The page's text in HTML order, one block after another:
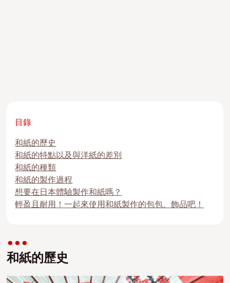
目錄
和紙的歷史
和紙的特點以及與洋紙的差別
和紙的種類
和紙的製作過程
想要在日本體驗製作和紙嗎？
輕盈且耐用！一起來使用和紙製作的包包、飾品吧！
和紙的歷史